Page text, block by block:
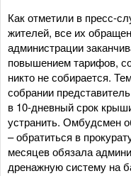
Как отметили в пресс-
жителей, все их
администрации
повышением тарифов,
никто не собирается.
собрании
в 10-дневный срок
устранить. Омбудсмен
– обратиться в
месяцев обязала
дренажную систему на